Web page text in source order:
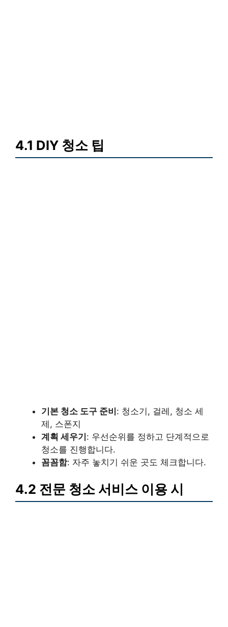
4.1 DIY 청소 팁
기본 청소 도구 준비: 청소기, 걸레, 청소 세
제, 스폰지
계획 세우기: 우선순위를 정하고 단계적으로
청소를 진행합니다.
꼼꼼함: 자주 놓치기 쉬운 곳도 체크합니다.
4.2 전문 청소 서비스 이용 시